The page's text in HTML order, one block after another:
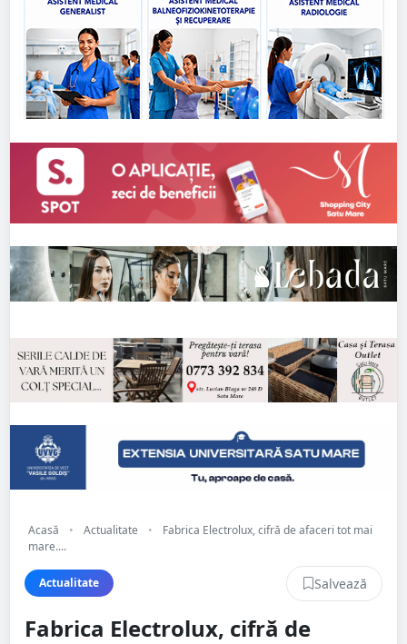
Acasă • Actualitate •
Fabrica Electrolux, cifră de afaceri tot mai
mare....
Actualitate Salvează
Fabrica Electrolux, cifră de